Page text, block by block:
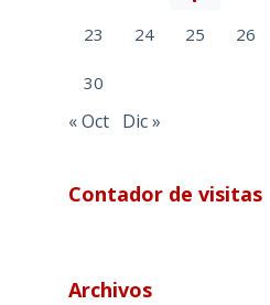
23 24 25 26
30
« Oct Dic »
Contador de visitas
Archivos